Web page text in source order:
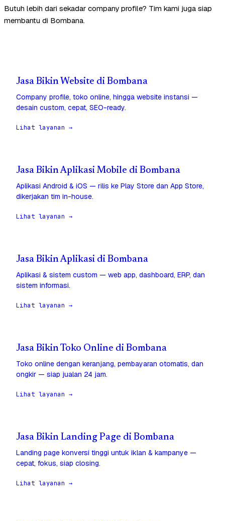
Butuh lebih dari sekadar company profile? Tim kami juga siap
membantu di Bombana.
Jasa Bikin Website di Bombana
Company profile, toko online, hingga website instansi —
desain custom, cepat, SEO-ready.
Lihat layanan →
Jasa Bikin Aplikasi Mobile di Bombana
Aplikasi Android & iOS — rilis ke Play Store dan App Store,
dikerjakan tim in-house.
Lihat layanan →
Jasa Bikin Aplikasi di Bombana
Aplikasi & sistem custom — web app, dashboard, ERP, dan
sistem informasi.
Lihat layanan →
Jasa Bikin Toko Online di Bombana
Toko online dengan keranjang, pembayaran otomatis, dan
ongkir — siap jualan 24 jam.
Lihat layanan →
Jasa Bikin Landing Page di Bombana
Landing page konversi tinggi untuk iklan & kampanye —
cepat, fokus, siap closing.
Lihat layanan →